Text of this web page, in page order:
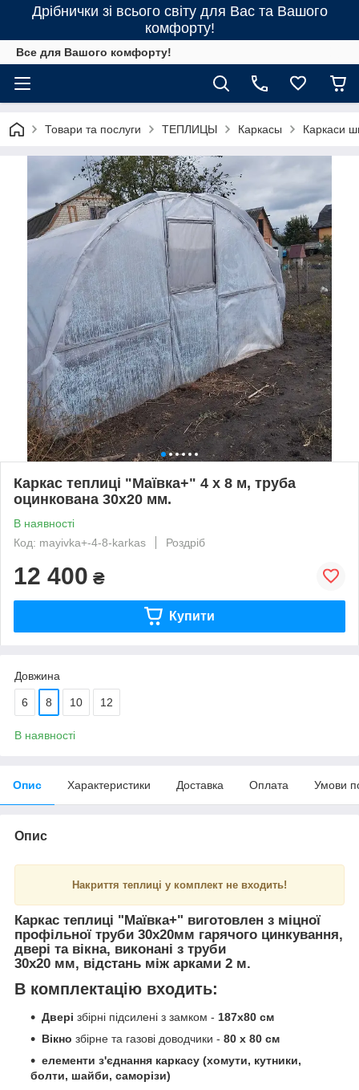
Дрібнички зі всього світу для Вас та Вашого
комфорту!
Все для Вашого комфорту!
Товари та послуги ТЕПЛИЦЫ Каркасы Каркаси
Каркас теплиці "Маївка+" 4 х 8 м, труба
оцинкована 30х20 мм.
В наявності
Код: mayivka+-4-8-karkas
Роздріб
12 400 ₴
Купити
Довжина
6 8 10 12
В наявності
Опис Характеристики Доставка Оплата Умови
Опис
Накриття теплиці у комплект не входить!
Каркас теплиці "Маївка+" виготовлен з міцної
профільної труби 30х20мм гарячого цинкування,
двері та вікна, виконані з труби
30х20 мм, відстань між арками 2 м.
В комплектацію входить:
Двері збірні підсилені з замком - 187х80 см
Вікно збірне та газові доводчики - 80 х 80 см
елементи з'єднання каркасу (хомути, кутники,
болти, шайби, саморізи)